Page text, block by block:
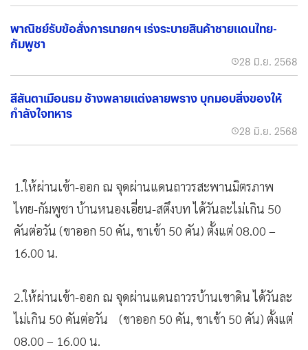
พาณิชย์รับข้อสั่งการนายกฯ เร่งระบายสินค้าชายแดนไทย-
กัมพูชา
28 มิ.ย. 2568
สีสันตาเมือนธม ช้างพลายแต่งลายพราง บุกมอบสิ่งของให้
กำลังใจทหาร
28 มิ.ย. 2568
1.ให้ผ่านเข้า-ออก ณ จุดผ่านแดนถาวรสะพานมิตรภาพ
ไทย-กัมพูชา บ้านหนองเอี่ยน-สตึงบท ได้วันละไม่เกิน 50
คันต่อวัน (ขาออก 50 คัน, ขาเข้า 50 คัน) ตั้งแต่ 08.00 –
16.00 น.
2.ให้ผ่านเข้า-ออก ณ จุดผ่านแดนถาวรบ้านเขาดิน ได้วันละ
ไม่เกิน 50 คันต่อวัน (ขาออก 50 คัน, ขาเข้า 50 คัน) ตั้งแต่
08.00 – 16.00 น.